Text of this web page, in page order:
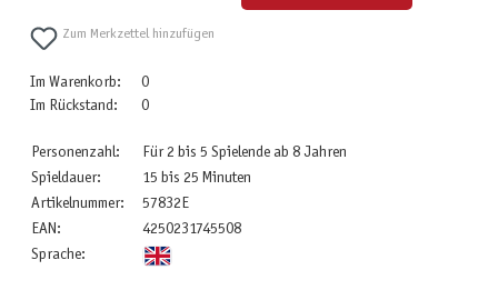
Zum Merkzettel hinzufügen
Im Warenkorb:
0
Im Rückstand:
0
Personenzahl:
Für 2 bis 5 Spielende ab 8 Jahren
Spieldauer:
15 bis 25 Minuten
Artikelnummer:
57832E
EAN:
4250231745508
Sprache: